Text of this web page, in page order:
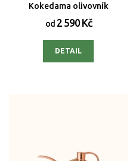
Kokedama olivovník
od2 590 Kč
DETAIL